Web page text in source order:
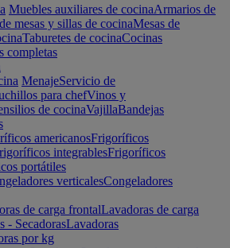
Muebles auxiliares de cocinaArmarios de
mesas y sillas de cocinaMesas de
Taburetes de cocinaCocinas
completas
MenajeServicio de
para chefVinos y
de cocinaVajillaBandejas
americanosFrigoríficos
integrablesFrigoríficos
portátiles
verticalesCongeladores
de carga frontalLavadoras de carga
- SecadorasLavadoras
por kg